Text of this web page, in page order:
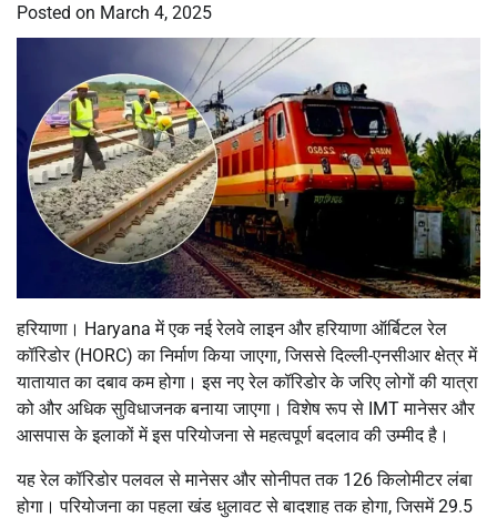
Posted on March 4, 2025
हरियाणा। Haryana में एक नई रेलवे लाइन और हरियाणा ऑर्बिटल रेल
कॉरिडोर (HORC) का निर्माण किया जाएगा, जिससे दिल्ली-एनसीआर क्षेत्र में
यातायात का दबाव कम होगा। इस नए रेल कॉरिडोर के जरिए लोगों की यात्रा
को और अधिक सुविधाजनक बनाया जाएगा। विशेष रूप से IMT मानेसर और
आसपास के इलाकों में इस परियोजना से महत्वपूर्ण बदलाव की उम्मीद है।
यह रेल कॉरिडोर पलवल से मानेसर और सोनीपत तक 126 किलोमीटर लंबा
होगा। परियोजना का पहला खंड धुलावट से बादशाह तक होगा, जिसमें 29.5